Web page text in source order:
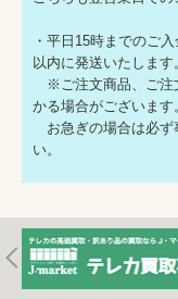
・平日15時までのご
以内に発送いたします
※ご注文商品、ご注
かる場合がございます
お急ぎの場合は必ず
い。